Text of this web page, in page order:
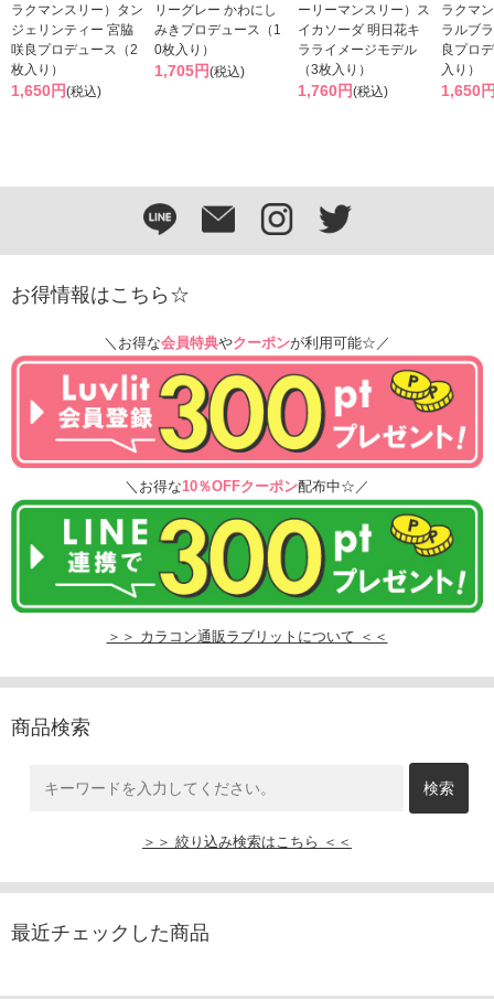
ラクマンスリー）タン
ジェリンティー 宮脇
咲良プロデュース（2
枚入り）
1,650円(税込)
リーグレー かわにし
みきプロデュース（1
0枚入り）
1,705円(税込)
ーリーマンスリー）ス
イカソーダ 明日花キ
ラライメージモデル
（3枚入り）
1,760円(税込)
ラクマ
ラルブ
良プロ
入り）
1,650
お得情報はこちら☆
＼お得な会員特典やクーポンが利用可能☆／
＼お得な10％OFFクーポン配布中☆／
＞＞ カラコン通販ラブリットについて ＜＜
商品検索
＞＞ 絞り込み検索はこちら ＜＜
最近チェックした商品